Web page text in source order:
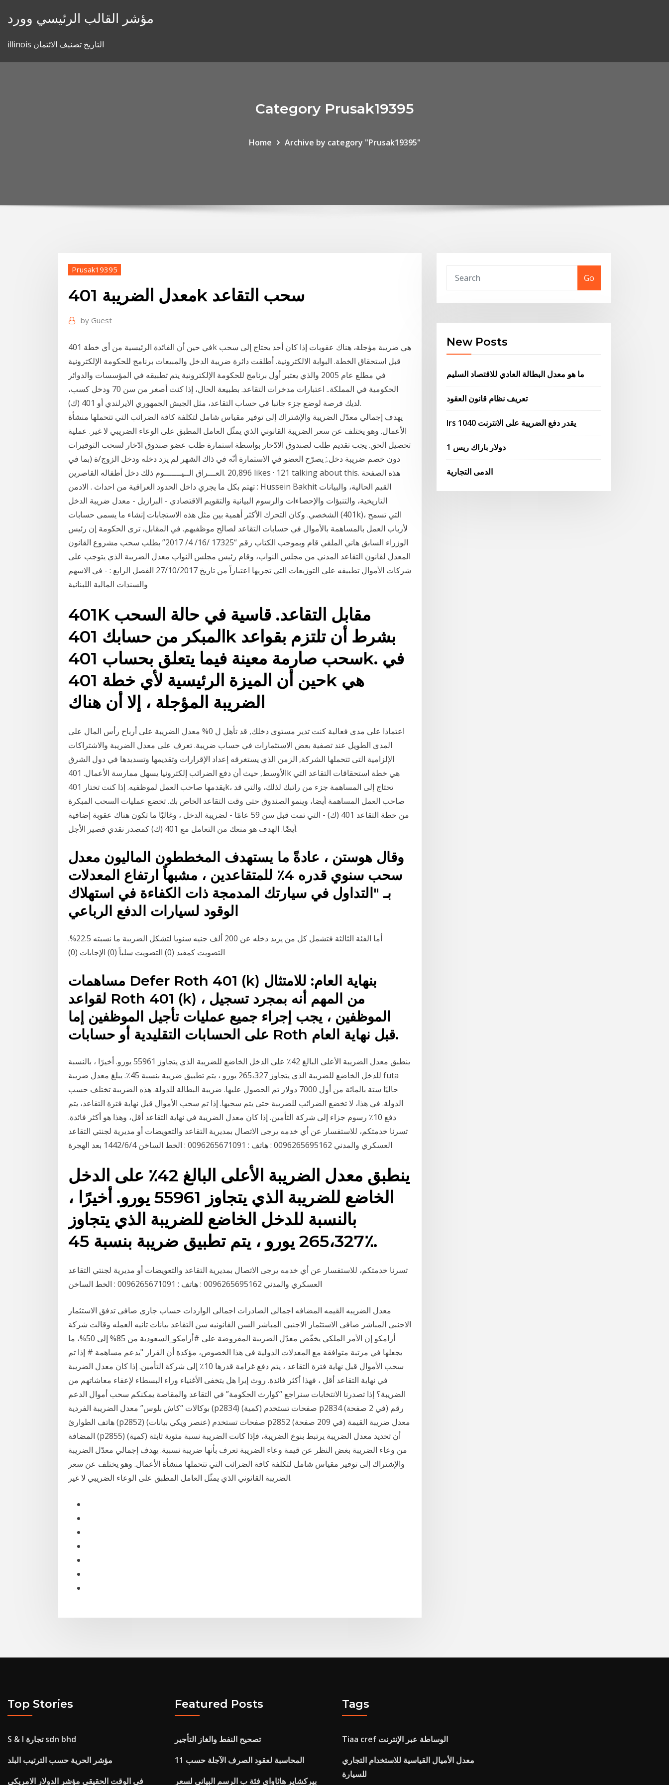
مؤشر القالب الرئيسي وورد
illinois التاريخ تصنيف الائتمان
Category Prusak19395
Home Archive by category "Prusak19395"
Prusak19395
معدل الضريبة 401k سحب التقاعد
by Guest
في حين أن الفائدة الرئيسية من أي خطة 401k هي ضريبة مؤجلة، هناك عقوبات إذا كان أحد يحتاج إلى سحب
قبل استحقاق الخطة. البوابة الالكترونية. أطلقت دائرة ضريبة الدخل والمبيعات برنامج للحكومة الإلكترونية
في مطلع عام 2005 والذي يعتبر أول برنامج للحكومة الإلكترونية يتم تطبيقه في المؤسسات والدوائر
الحكومية في المملكة.. اعتبارات مدخرات التقاعد. بطبيعة الحال، إذا كنت أصغر من سن 70 ودخل كسب،
لديك فرصة لوضع جزء جانبا في حساب التقاعد، مثل الجيش الجمهوري الايرلندي أو 401 (ك).
يهدف إجمالي معدّل الضريبة والإشتراك إلى توفير مقياس شامل لتكلفة كافة الضرائب التي تتحملها منشأة
الأعمال. وهو يختلف عن سعر الضريبة القانوني الذي يمثّل العامل المطبق على الوعاء الضريبي لا غير. عملية
تحصيل الحق. يجب تقديم طلب لصندوق الادّخار بواسطة استمارة طلب عضو صندوق ادّخار لسحب التوفيرات
دون خصم ضريبة دخل.; يصرّح العضو في الاستمارة أنّه في ذاك الشهر لم يزد دخله ودخل الزوج/ة (بما في
ذلك دخل أطفاله القاصرين ‎العـــراق الــيـــــــوم‎. 20,896 likes · 121 talking about this. ‎هذه الصفحة
تهتم بكل ما يجري داخل الحدود العراقية من احداث . الادمن : Hussein Bakhit‎ القيم الحالية، والبيانات
التاريخية، والتنبؤات والإحصاءات والرسوم البيانية والتقويم الاقتصادي - البرازيل - معدل ضريبة الدخل
الشخصي. وكان التحرك الأكثر أهمية بين مثل هذه الاستجابات إنشاء ما يسمى حسابات (401k)، التي تسمح
لأرباب العمل بالمساهمة بالأموال في حسابات التقاعد لصالح موظفيهم. في المقابل، ترى الحكومة إن رئيس
الوزراء السابق هاني الملقي قام وبموجب الكتاب رقم “17325 /16/ 4/ 2017” بطلب سحب مشروع القانون
المعدل لقانون التقاعد المدني من مجلس النواب، وقام رئيس مجلس النواب معدل الضريبة الذي يتوجب على
شركات الأموال تطبيقه على التوزيعات التي تجريها اعتباراً من تاريخ 27/10/2017 الفصل الرابع : - في الاسهم
والسندات المالية اللبنانية
401K مقابل التقاعد. قاسية في حالة السحب
المبكر من حسابك 401k بشرط أن تلتزم بقواعد
سحب صارمة معينة فيما يتعلق بحساب 401k. في
حين أن الميزة الرئيسية لأي خطة 401k هي
الضريبة المؤجلة ، إلا أن هناك
اعتمادا على مدى فعالية كنت تدير مستوى دخلك, قد تأهل ل 0% معدل الضريبة على أرباح رأس المال على
المدى الطويل عند تصفية بعض الاستثمارات في حساب ضريبة. تعرف على معدل الضريبة والاشتراكات
الإلزامية التى تتحملها الشركة, الزمن الذي يستغرقه إعداد الإقرارات وتقديمها وتسديدها في دول الشرق
الأوسط, حيث أن دفع الضرائب إلكترونيا يسهل ممارسة الأعمال. 401k هي خطة استحقاقات التقاعد التي
يقدمها صاحب العمل لموظفيه. إذا كنت تختار 401k، تحتاج إلى المساهمة جزء من راتبك لذلك، والتي قد
صاحب العمل المساهمة أيضا، وينمو الصندوق حتى وقت التقاعد الخاص بك. تخضع عمليات السحب المبكرة
من خطة التقاعد 401 (ك) - التي تمت قبل سن 59 عامًا - لضريبة الدخل ، وغالبًا ما تكون هناك عقوبة إضافية
أيضًا. الهدف هو منعك من التعامل مع 401 (ك) كمصدر نقدي قصير الأجل.
وقال هوستن ، عادةً ما يستهدف المخططون الماليون معدل
سحب سنوي قدره 4٪ للمتقاعدين ، مشبهاً ارتفاع المعدلات
بـ "التداول في سيارتك المدمجة ذات الكفاءة في استهلاك
الوقود لسيارات الدفع الرباعي
أما الفئة الثالثة فتشمل كل من يزيد دخله عن 200 ألف جنيه سنويا لتشكل الضريبة ما نسبته 22.5%.
التصويت كمفيد (0) التصويت سلباً (0) الإجابات (0)
مساهمات Defer Roth 401 (k) بنهاية العام: للامتثال
لقواعد Roth 401 (k) ، من المهم أنه بمجرد تسجيل
الموظفين ، يجب إجراء جميع عمليات تأجيل الموظفين إما
على الحسابات التقليدية أو حسابات Roth قبل نهاية العام.
ينطبق معدل الضريبة الأعلى البالغ 42٪ على الدخل الخاضع للضريبة الذي يتجاوز 55961 يورو. أخيرًا ، بالنسبة
للدخل الخاضع للضريبة الذي يتجاوز 265،327 يورو ، يتم تطبيق ضريبة بنسبة 45٪. يبلغ معدل ضريبة futa
حاليًا ستة بالمائة من أول 7000 دولار تم الحصول عليها. ضريبة البطالة للدولة. هذه الضريبة تختلف حسب
الدولة. في هذا، لا تخضع الضرائب للضريبة حتى يتم سحبها. إذا تم سحب الأموال قبل نهاية فترة التقاعد، يتم
دفع 10٪ رسوم جزاء إلى شركة التأمين. إذا كان معدل الضريبة في نهاية التقاعد أقل، وهذا هو أكثر فائدة.
تسرنا خدمتكم، للاستفسار عن أي خدمه يرجى الاتصال بمديرية التقاعد والتعويضات أو مديرية لجنتي التقاعد
العسكري والمدني 0096265695162 : هاتف : 0096265671091 : الخط الساخن 4‏‏/6‏‏/1442 بعد الهجرة
ينطبق معدل الضريبة الأعلى البالغ 42٪ على الدخل
الخاضع للضريبة الذي يتجاوز 55961 يورو. أخيرًا ،
بالنسبة للدخل الخاضع للضريبة الذي يتجاوز
265،327 يورو ، يتم تطبيق ضريبة بنسبة 45٪.
تسرنا خدمتكم، للاستفسار عن أي خدمه يرجى الاتصال بمديرية التقاعد والتعويضات أو مديرية لجنتي التقاعد
العسكري والمدني 0096265695162 : هاتف : 0096265671091 : الخط الساخن
معدل الضريبه القيمه المضافه اجمالى الصادرات اجمالى الواردات حساب جارى صافى تدفق الاستثمار
الاجنبى المباشر صافى الاستثمار الاجنبى المباشر السن القانونيه سن التقاعد بيانات تانيه العمله وقالت شركة
أرامكو إن الأمر الملكي يخفّض معدّل الضريبة المفروضة على #أرامكو_السعودية من 85% إلى 50%، ما
يجعلها في مرتبة متوافقة مع المعدلات الدولية في هذا الخصوص، مؤكدة أن القرار "يدعم مساهمة # إذا تم
سحب الأموال قبل نهاية فترة التقاعد ، يتم دفع غرامة قدرها 10٪ إلى شركة التأمين. إذا كان معدل الضريبة
في نهاية التقاعد أقل ، فهذا أكثر فائدة. روث إيرا هل يتخفى الأغنياء وراء البسطاء لإعفاء معاشاتهم من
الضريبة؟ إذا تصدرنا الانتخابات سنراجع “كوارث الحكومة” في التقاعد والمقاصة يمكنكم سحب أموال الدعم
بوكالات “كاش بلوس” معدل الضريبة الفردية (p2834) (كمية) صفحات تستخدم p2834 (في 2 صفحة) رقم
هاتف الطوارئ (p2852) (عنصر ويكي بيانات) صفحات تستخدم p2852 (في 209 صفحة) معدل ضريبة القيمة
المضافة (p2855) (كمية) أن تحديد معدل الضريبة يرتبط بنوع الضريبة، فإذا كانت الضريبة نسبة مئوية ثابتة
من وعاء الضريبة بغض النظر عن قيمة وعاء الضريبة تعرف بأنها ضريبة نسبية. يهدف إجمالي معدّل الضريبة
والإشتراك إلى توفير مقياس شامل لتكلفة كافة الضرائب التي تتحملها منشأة الأعمال. وهو يختلف عن سعر
الضريبة القانوني الذي يمثّل العامل المطبق على الوعاء الضريبي لا غير.
Go
New Posts
ما هو معدل البطالة العادي للاقتصاد السليم
تعريف نظام قانون العقود
Irs 1040 يقدر دفع الضريبة على الانترنت
1 دولار باراك ريس
الدمى التجارية
Top Stories
S & l تجارة sdn bhd
مؤشر الحرية حسب الترتيب البلد
في الوقت الحقيقي مؤشر الدولار الامريكي
Featured Posts
تصحيح النفط والغاز التأجير
المحاسبة لعقود الصرف الآجلة حسب 11
بيركشاير هاثاواي فئة ب الرسم البياني لسعر
Tags
Tiaa cref الوساطة عبر الإنترنت
معدل الأميال القياسية للاستخدام التجاري
للسيارة